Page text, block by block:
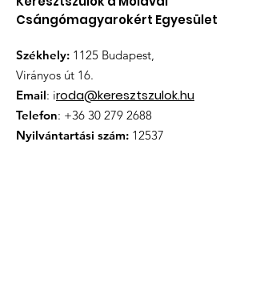
Csángómagyarokért Egyesület
Székhely: 1125 Budapest,
Virányos út 16.
Email: iroda@keresztszulok.hu
Telefon: +36 30 279 2688
Nyilvántartási szám: 12537